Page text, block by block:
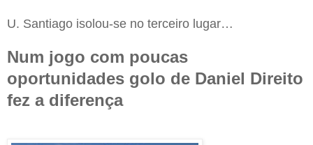
U. Santiago isolou-se no terceiro lugar…
Num jogo com poucas
oportunidades golo de Daniel Direito
fez a diferença